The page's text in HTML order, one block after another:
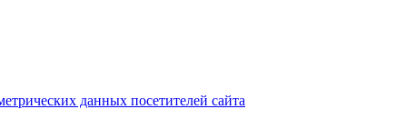
данных посетителей сайта